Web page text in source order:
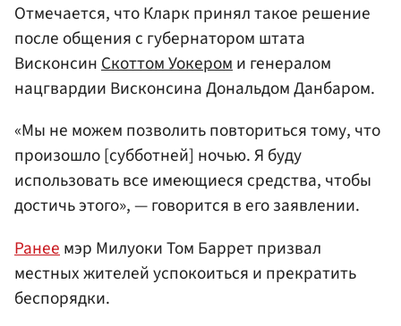
Отмечается, что Кларк принял такое решение
после общения с губернатором штата
ВисконсинСкоттом Уокероми генералом
нацгвардии Висконсина Дональдом Данбаром.
«Мы не можем позволить повториться тому, что
произошло [субботней] ночью. Я буду
использовать все имеющиеся средства, чтобы
достичь этого», — говорится в его заявлении.
Ранее мэр Милуоки Том Баррет призвал
местных жителей успокоиться и прекратить
беспорядки.